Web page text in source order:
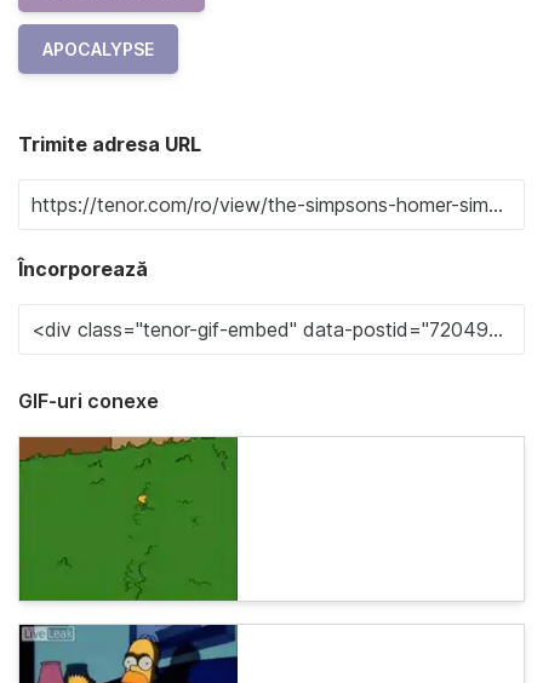
APOCALYPSE
Trimite adresa URL
Încorporează
GIF-uri conexe